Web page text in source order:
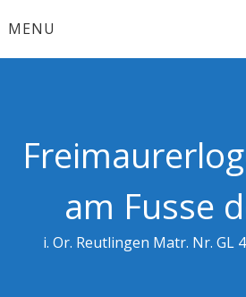
toMENU
am Fusse
i. Or. Reutlingen Matr. Nr. GL